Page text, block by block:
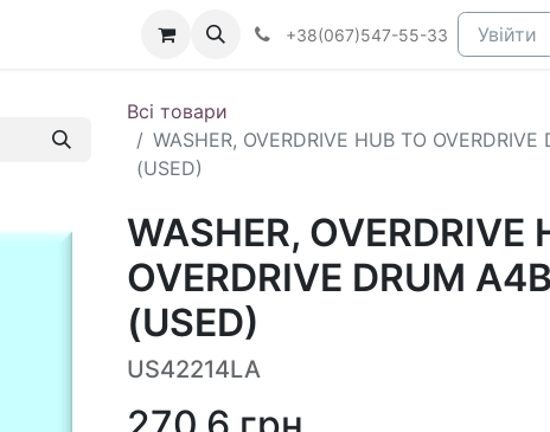
+38(067)547-55-33 Увійти
Всі товари
WASHER, OVERDRIVE HUB TO
(USED)
WASHER, OVERDRIVE
OVERDRIVE DRUM
(USED)
US42214LA